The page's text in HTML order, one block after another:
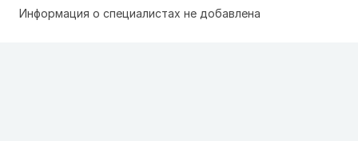
Информация о специалистах не добавлена